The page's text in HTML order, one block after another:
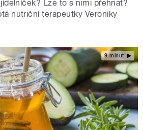
Lze to s nimi přehnat?
nutriční terapeutky Veroniky
9 minut